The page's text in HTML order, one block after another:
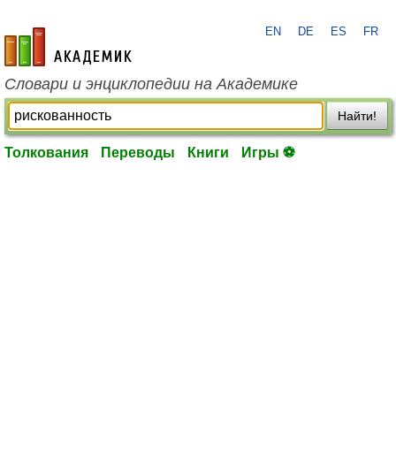
academic.ru
EN DE ES FR
Словари и энциклопедии на Академике
Найти!
Толкования Переводы Книги Игры ⚽